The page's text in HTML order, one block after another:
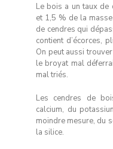
Le bois a un taux de
et 1,5 % de la
de cendres qui
contient d’écorces,
On peut aussi
le broyat mal
mal triés.
Les cendres de
calcium, du
moindre mesure, du
la silice.